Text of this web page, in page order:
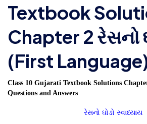
Textbook
Chapter 2 રેસનો
(First
Class 10 Gujarati Textbook Solutions
Questions and Answers
રેસનો ઘોડો સ્વાધ્યાય